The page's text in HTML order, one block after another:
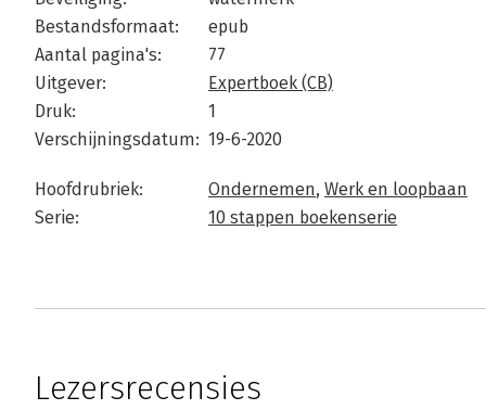
Bestandsformaat:
epub
Aantal pagina's:
77
Uitgever:
Expertboek (CB)
Druk:
1
Verschijningsdatum: 19-6-2020
Hoofdrubriek: Ondernemen, Werk en loopbaan
Serie:
10 stappen boekenserie
Lezersrecensies